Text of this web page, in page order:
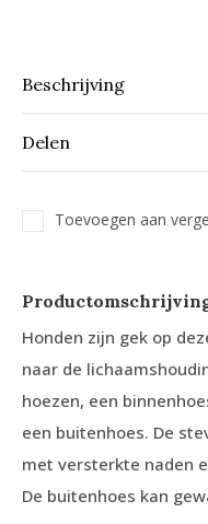
Beschrijving
Delen
Toevoegen aan
Honden zijn gek op
naar de
hoezen, een
een buitenhoes. De
met versterkte naden
De buitenhoes kan